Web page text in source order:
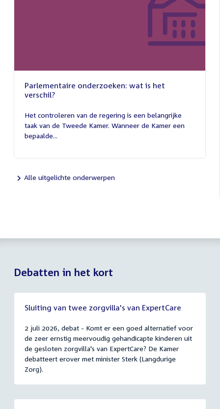
Parlementaire onderzoeken: wat is het
verschil?
juli
2026
Het controleren van de regering is een belangrijke
taak van de Tweede Kamer. Wanneer de Kamer een
bepaalde...
Alle uitgelichte onderwerpen
Debatten in het kort
Sluiting van twee zorgvilla's van ExpertCare
2 juli 2026, debat - Komt er een goed alternatief voor
de zeer ernstig meervoudig gehandicapte kinderen uit
de gesloten zorgvilla's van ExpertCare? De Kamer
debatteert erover met minister Sterk (Langdurige
Zorg).